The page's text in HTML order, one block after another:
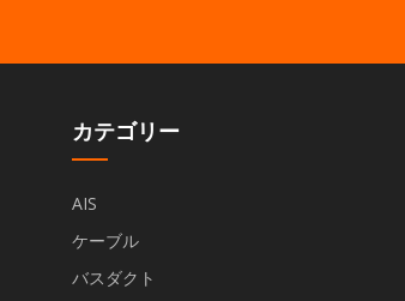
カテゴリー
AIS
ケーブル
バスダクト